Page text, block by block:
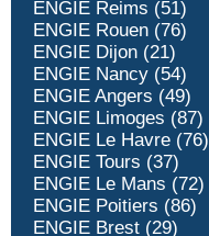
ENGIE Reims (51)
ENGIE Rouen (76)
ENGIE Dijon (21)
ENGIE Nancy (54)
ENGIE Angers (49)
ENGIE Limoges (87)
ENGIE Le Havre (76)
ENGIE Tours (37)
ENGIE Le Mans (72)
ENGIE Poitiers (86)
ENGIE Brest (29)